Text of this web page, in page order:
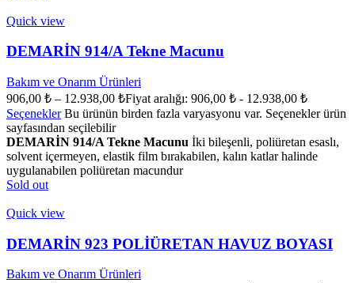
Quick view
DEMARİN 914/A Tekne Macunu
Bakım ve Onarım Ürünleri
906,00 ₺ – 12.938,00 ₺Fiyat aralığı: 906,00 ₺ - 12.938,00 ₺
Seçenekler Bu ürünün birden fazla varyasyonu var. Seçenekler ürün
sayfasından seçilebilir
DEMARİN 914/A Tekne Macunu İki bileşenli, poliüretan esaslı,
solvent içermeyen, elastik film bırakabilen, kalın katlar halinde
uygulanabilen poliüretan macundur
Sold out
Quick view
DEMARİN 923 POLİÜRETAN HAVUZ BOYASI
Bakım ve Onarım Ürünleri